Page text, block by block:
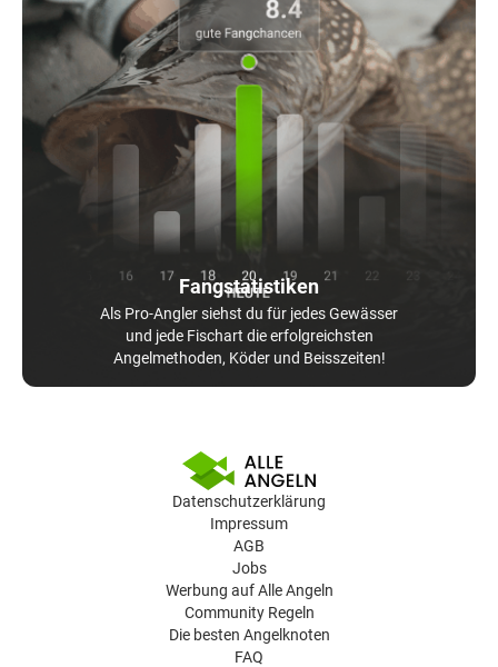
Fangstatistiken
Als Pro-Angler siehst du für jedes Gewässer
und jede Fischart die erfolgreichsten
Angelmethoden, Köder und Beisszeiten!
Datenschutzerklärung
Impressum
AGB
Jobs
Werbung auf Alle Angeln
Community Regeln
Die besten Angelknoten
FAQ